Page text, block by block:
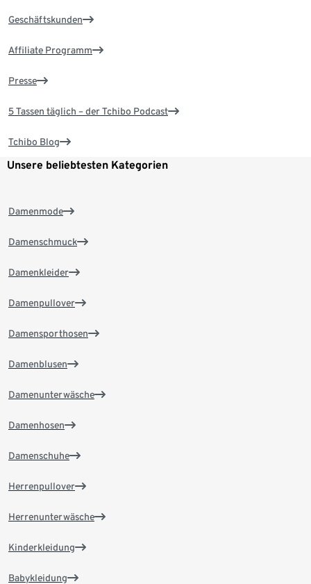
Geschäftskunden
Affiliate Programm
Presse
5 Tassen täglich – der Tchibo Podcast
Tchibo Blog
Unsere beliebtesten Kategorien
Damenmode
Damenschmuck
Damenkleider
Damenpullover
Damensporthosen
Damenblusen
Damenunterwäsche
Damenhosen
Damenschuhe
Herrenpullover
Herrenunterwäsche
Kinderkleidung
Babykleidung